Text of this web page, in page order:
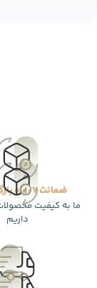
ضمانت 7 روزه بازگشت کالا
ما به کیفیت
داریم